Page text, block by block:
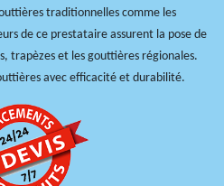
traditionnelles comme les
de ce prestataire assurent la pose de
trapèzes et les gouttières régionales.
avec efficacité et durabilité.